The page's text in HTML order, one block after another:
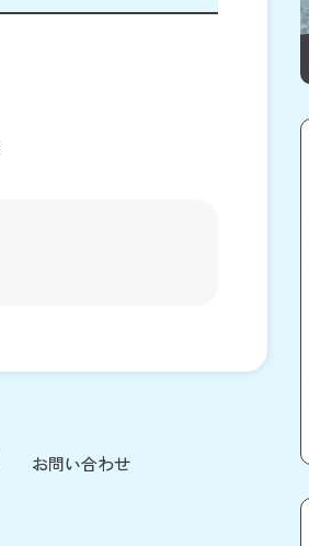
お問い合わせ